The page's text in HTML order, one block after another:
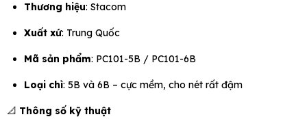
Thương hiệu: Stacom
Xuất xứ: Trung Quốc
Mã sản phẩm: PC101-5B / PC101-6B
Loại chì: 5B và 6B – cực mềm, cho nét rất đậm
📐 Thông số kỹ thuật